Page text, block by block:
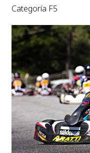
Categoría F5